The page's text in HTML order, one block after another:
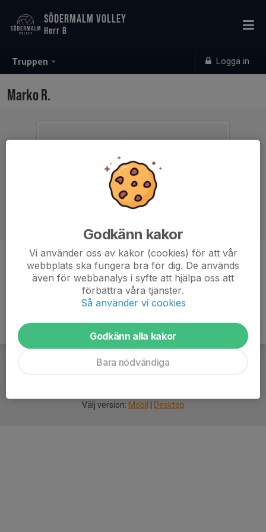
Truppen Logga in
SÖDERMALM VOLLEY
Herr B
Marko R.
Ålder 39 år
Välj version: Mobil Desktop
Godkänn kakor
Vi använder oss av kakor (cookies) för att vår
webbplats ska fungera bra för dig. De används
även för webbanalys i syfte att hjälpa oss att
förbättra våra tjänster.
Så använder vi cookies
Godkänn alla kakor
Bara nödvändiga